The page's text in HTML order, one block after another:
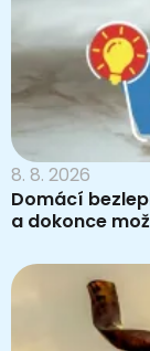
8. 8. 2026
Domácí
a dokonce